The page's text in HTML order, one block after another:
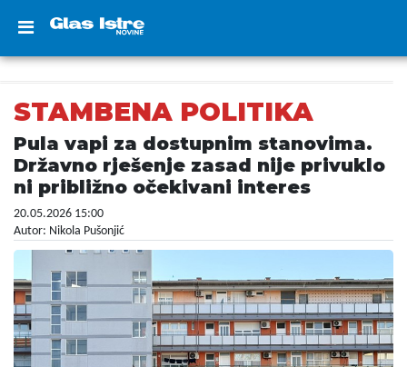
STAMBENA POLITIKA
Pula vapi za dostupnim stanovima.
Državno rješenje zasad nije privuklo
ni približno očekivani interes
20.05.2026 15:00
Autor: Nikola Pušonjić